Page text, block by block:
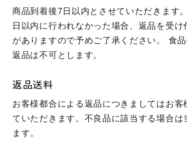
商品到着後7日以内とさせていただきます
日以内に行われなかった場合、返品を受け
がありますので予めご了承ください。 食
返品は不可とします。
返品送料
お客様都合による返品につきましてはお客
ていただきます。不良品に該当する場合は
ます。